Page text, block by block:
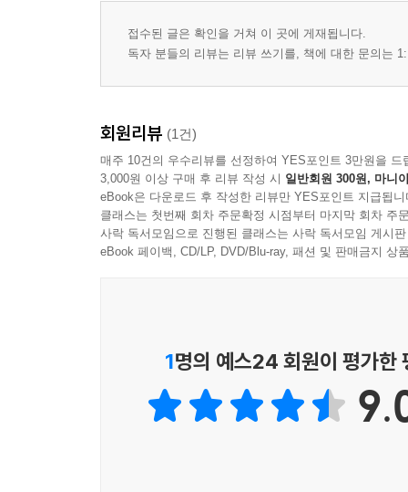
접수된 글은 확인을 거쳐 이 곳에 게재됩니다.
독자 분들의 리뷰는 리뷰 쓰기를, 책에 대한 문의는
회원리뷰 (1건)
매주 10건의 우수리뷰를 선정하여 YES포인트 3만원을 드
3,000원 이상 구매 후 리뷰 작성 시 일반회원 300원, 마니
eBook은 다운로드 후 작성한 리뷰만 YES포인트 지급됩니
클래스는 첫번째 회차 주문확정 시점부터 마지막 회차 주
사락 독서모임으로 진행된 클래스는 사락 독서모임 게시
eBook 페이백, CD/LP, DVD/Blu-ray, 패션 및 판매금지 상
1명의 예스24 회원이 평가한